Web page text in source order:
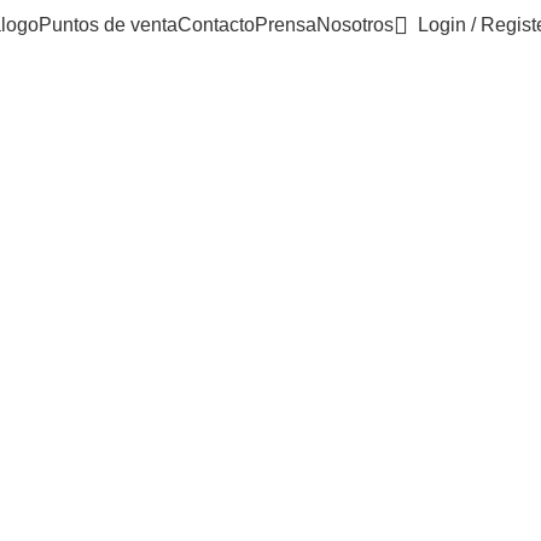
Puntos de ventaContactoPrensaNosotros Login /